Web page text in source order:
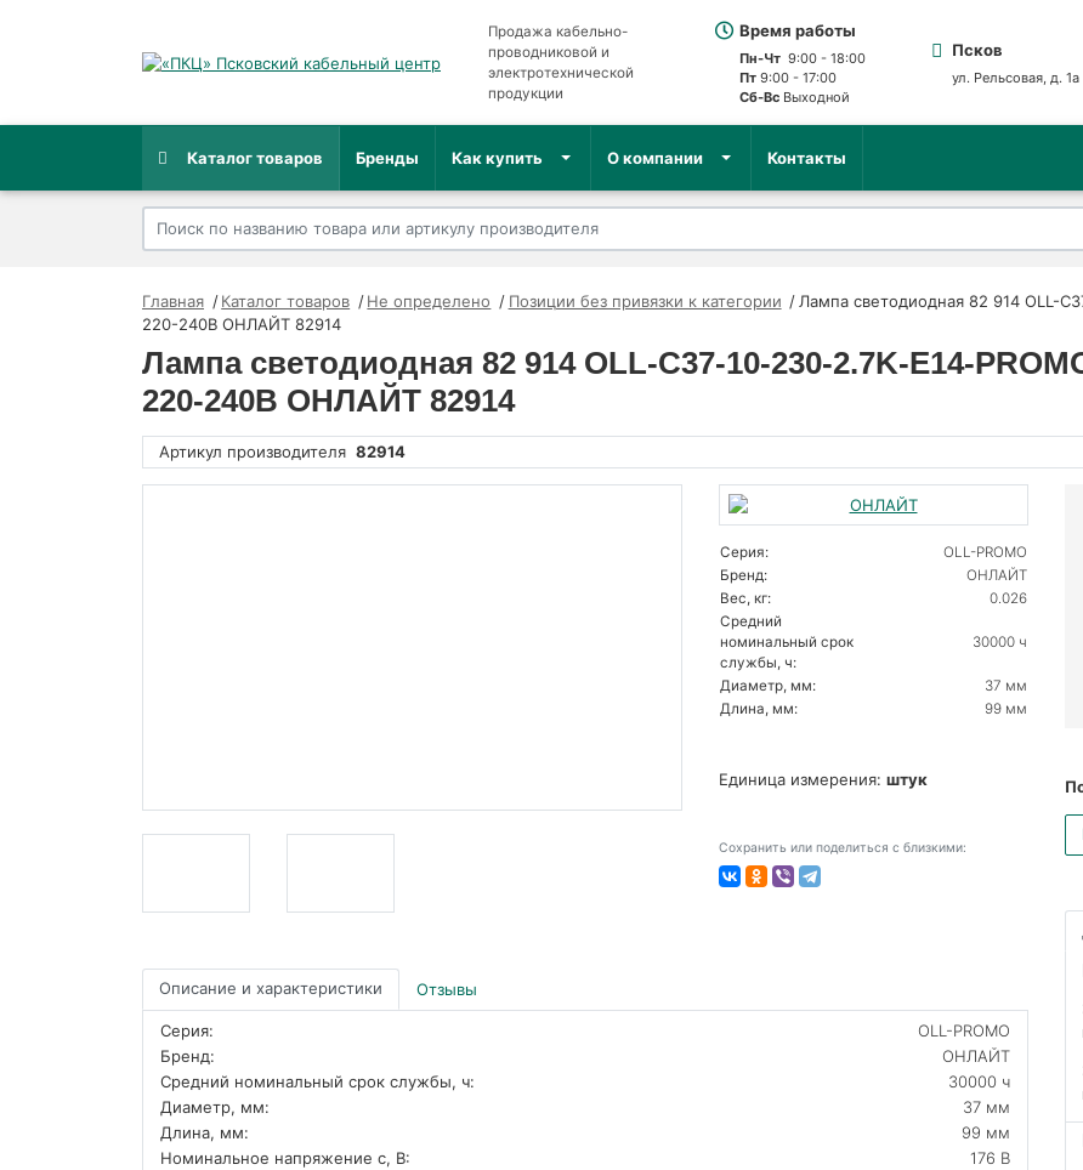
Продажа кабельно-
проводниковой и
электротехнической
продукции
Время работы
Пн-Чт9:00 - 18:00
Пт9:00 - 17:00
Сб-ВсВыходной
Псков
ул. Рельсовая, д. 1а
Каталог товаров Бренды Как купить О компании Контакты
Главная Каталог товаров Не определено Позиции без привязки к категории
Лампа светодиодная 82 914 OLL-
220-240В ОНЛАЙТ 82914
Лампа светодиодная 82 914 OLL-C37-10-230-2.7K-E14-
220-240В ОНЛАЙТ 82914
Артикул производителя 82914
Серия:
OLL-PROMO
Бренд:
ОНЛАЙТ
Вес, кг:
0.026
Средний
номинальный срок
службы, ч:
30000 ч
Диаметр, мм:
37 мм
Длина, мм:
99 мм
Единица измерения: штук
Сохранить или поделиться с близкими:
Описание и характеристики Отзывы
Серия:
OLL-PROMO
Бренд:
ОНЛАЙТ
Средний номинальный срок службы, ч:
30000 ч
Диаметр, мм:
37 мм
Длина, мм:
99 мм
Номинальное напряжение с, В:
176 В